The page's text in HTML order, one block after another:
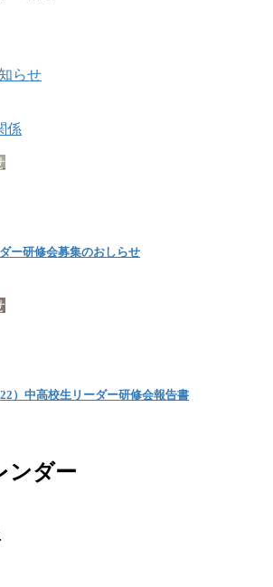
らせ
係
ー研修会募集のおしらせ
）中高校生リーダー研修会報告書
ンダー